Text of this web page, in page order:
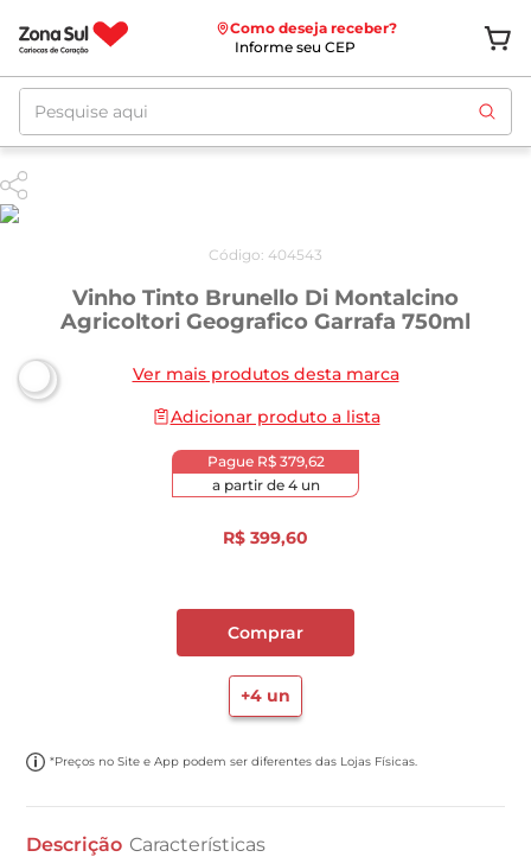
Como deseja receber?
Informe seu CEP
Pesquise aqui
Código: 404543
Vinho Tinto Brunello Di Montalcino
Agricoltori Geografico Garrafa 750ml
Ver mais produtos desta marca
Adicionar produto a lista
Pague R$ 379,62
a partir de 4un
R$ 399,60
Comprar
+4 un
*Preços no Site e App podem ser diferentes das Lojas Físicas.
Descrição Características